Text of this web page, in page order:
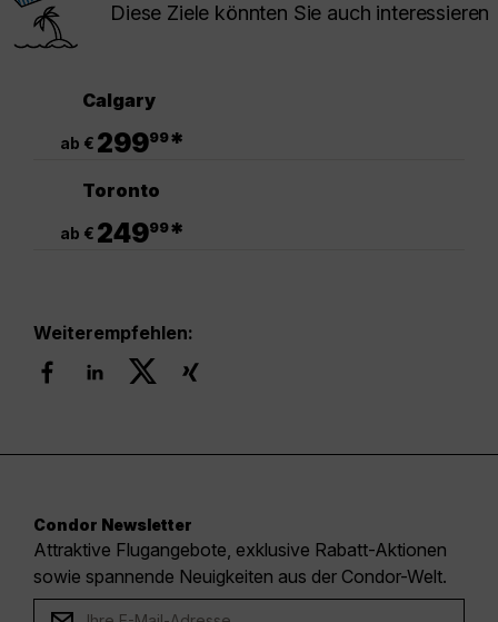
Diese Ziele könnten Sie auch interessieren
Calgary
ab € 29999*
Toronto
ab € 24999*
Weiterempfehlen:
Condor Newsletter
Attraktive Flugangebote, exklusive Rabatt-Aktionen
sowie spannende Neuigkeiten aus der Condor-Welt.